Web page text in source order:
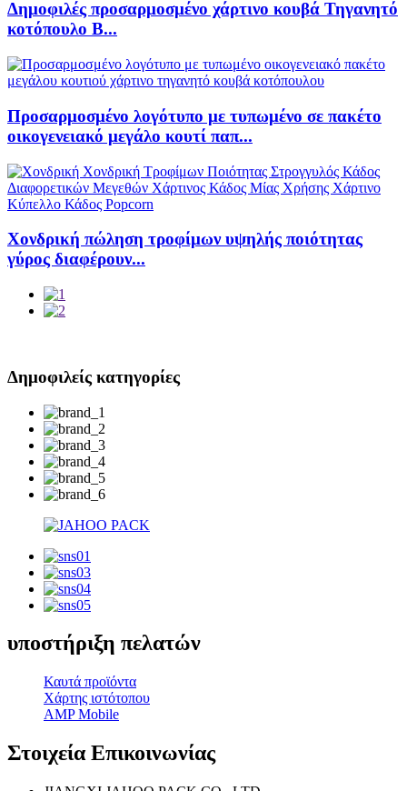
Δημοφιλές προσαρμοσμένο χάρτινο κουβά Τηγανητό
κοτόπουλο Β...
Προσαρμοσμένο λογότυπο με τυπωμένο σε πακέτο
οικογενειακό μεγάλο κουτί παπ...
Χονδρική πώληση τροφίμων υψηλής ποιότητας
γύρος διαφέρουν...
Δημοφιλείς κατηγορίες
υποστήριξη πελατών
Καυτά προϊόντα
Χάρτης ιστότοπου
AMP Mobile
Στοιχεία Επικοινωνίας